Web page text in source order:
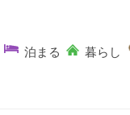
泊まる 暮らし